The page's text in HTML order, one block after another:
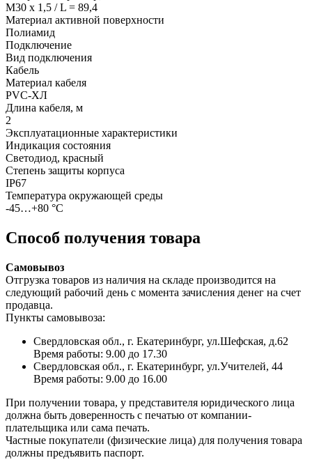
M30 x 1,5 / L = 89,4
Материал активной поверхности
Полиамид
Подключение
Вид подключения
Кабель
Материал кабеля
PVC-ХЛ
Длина кабеля, м
2
Эксплуатационные характеристики
Индикация состояния
Светодиод, красный
Степень защиты корпуса
IP67
Температура окружающей среды
-45…+80 °С
Способ получения товара
Самовывоз
Отгрузка товаров из наличия на складе производится на
следующий рабочий день с момента зачисления денег на счет
продавца.
Пункты самовывоза:
Свердловская обл., г. Екатеринбург, ул.Шефская, д.62
Время работы: 9.00 до 17.30
Свердловская обл., г. Екатеринбург, ул.Учителей, 44
Время работы: 9.00 до 16.00
При получении товара, у представителя юридического лица
должна быть доверенность с печатью от компании-
плательщика или сама печать.
Частные покупатели (физические лица) для получения товара
должны предъявить паспорт.